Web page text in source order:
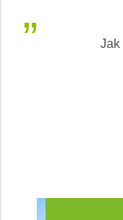
Jak